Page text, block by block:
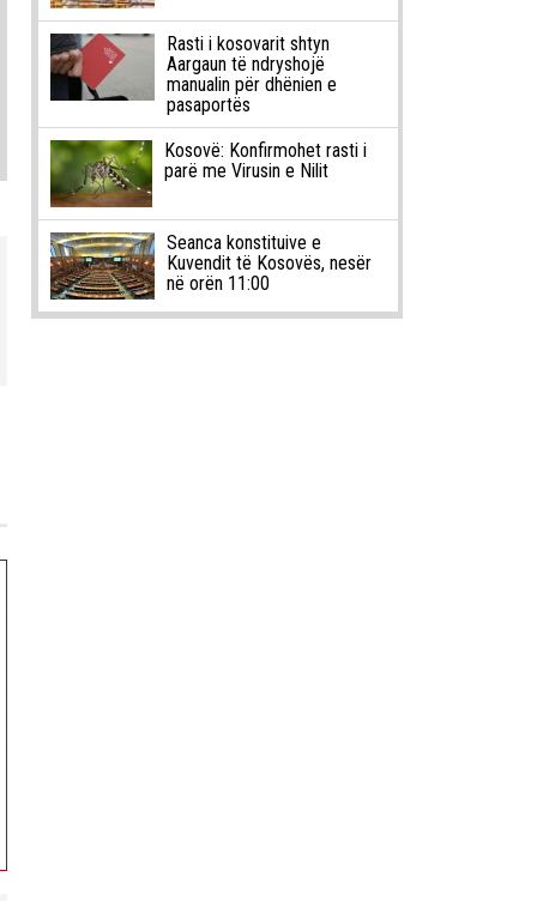
Rasti i kosovarit shtyn
Aargaun të ndryshojë
manualin për dhënien e
pasaportës
Kosovë: Konfirmohet rasti i
parë me Virusin e Nilit
Seanca konstituive e
Kuvendit të Kosovës, nesër
në orën 11:00